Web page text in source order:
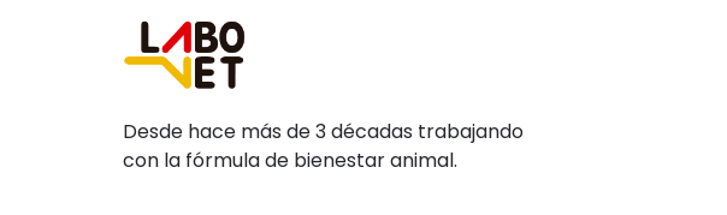
Desde hace más de 3 décadas trabajando
con la fórmula de bienestar animal.